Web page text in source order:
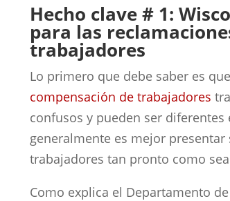
Hecho clave # 1:
para las
trabajadores
Lo primero que debe saber es
compensación de trabajadores
confusos y pueden ser
generalmente es mejor
trabajadores tan pronto como
Como explica el Departamento